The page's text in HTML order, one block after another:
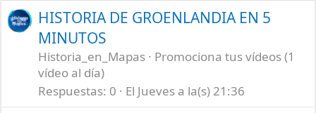
HISTORIA DE GROENLANDIA EN 5
MINUTOS
Historia_en_Mapas
Promociona tus vídeos (1
vídeo al día)
Respuestas 0 El Jueves a la(s) 21:36